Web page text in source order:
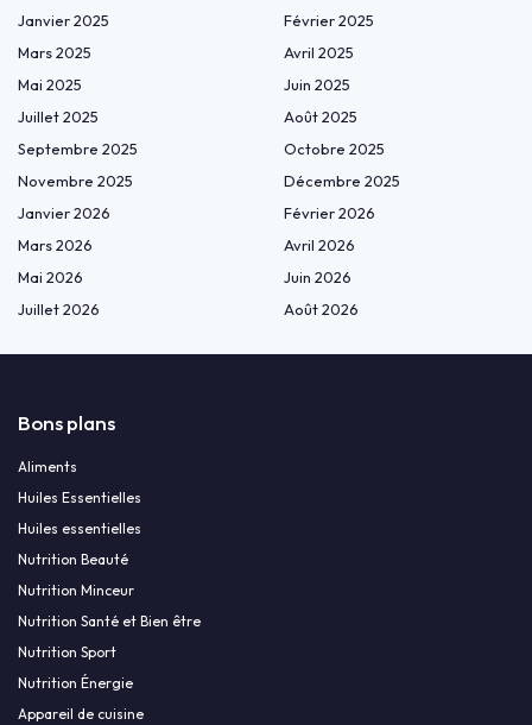
Janvier 2025
Février 2025
Mars 2025
Avril 2025
Mai 2025
Juin 2025
Juillet 2025
Août 2025
Septembre 2025
Octobre 2025
Novembre 2025
Décembre 2025
Janvier 2026
Février 2026
Mars 2026
Avril 2026
Mai 2026
Juin 2026
Juillet 2026
Août 2026
Bons plans
Aliments
Huiles Essentielles
Huiles essentielles
Nutrition Beauté
Nutrition Minceur
Nutrition Santé et Bien être
Nutrition Sport
Nutrition Énergie
Appareil de cuisine